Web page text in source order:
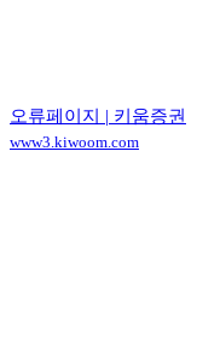
오류페이지 | 키움증권
www3.kiwoom.com